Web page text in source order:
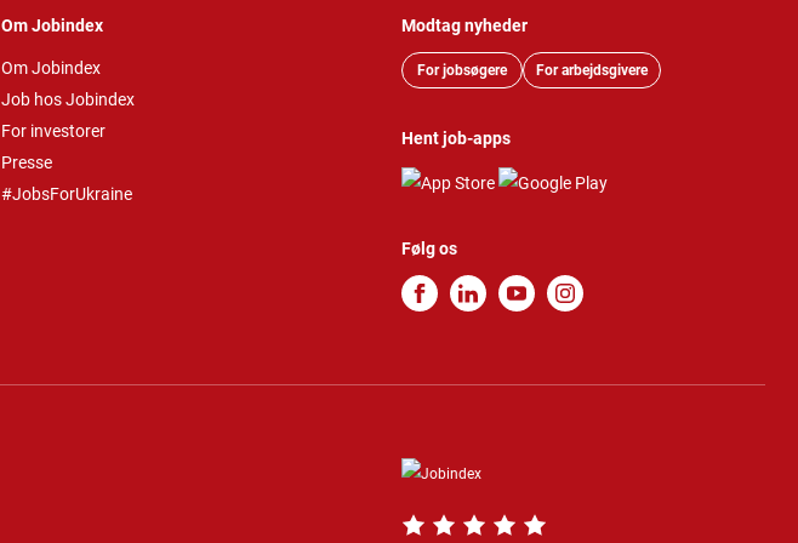
Om Jobindex
Om Jobindex
Job hos Jobindex
For investorer
Presse
#JobsForUkraine
Modtag nyheder
For jobsøgere For arbejdsgivere
Hent job-apps
Følg os